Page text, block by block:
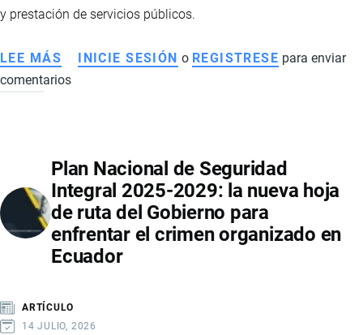
y prestación de servicios públicos.
LEE MÁS SOBRE
REFORMA
ECUADOR:
IMPLICACIONES
ECONÓMICAS,
EMPLEO
Y
INICIE SESIÓN o REGISTRESE para enviar
comentarios
Plan Nacional de Seguridad
Integral 2025-2029: la nueva hoja
de ruta del Gobierno para
enfrentar el crimen organizado en
Ecuador
ARTÍCULO
14 JULIO, 2026